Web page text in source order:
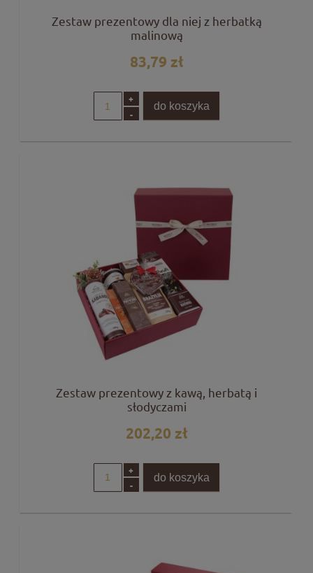
Zestaw prezentowy dla niej z herbatką
malinową
83,79 zł
+
-
do koszyka
Zestaw prezentowy z kawą, herbatą i
słodyczami
202,20 zł
+
-
do koszyka